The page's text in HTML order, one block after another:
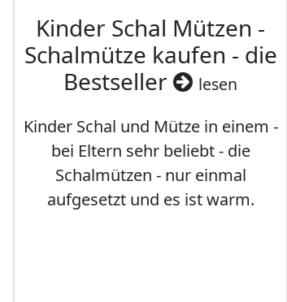
Kinder Schal Mützen -
Schalmütze kaufen - die
Bestseller
lesen
Kinder Schal und Mütze in einem -
bei Eltern sehr beliebt - die
Schalmützen - nur einmal
aufgesetzt und es ist warm.